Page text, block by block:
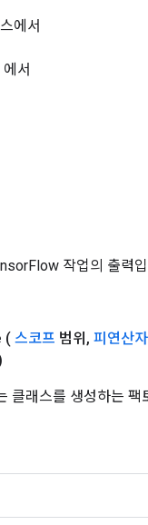
에서
에서
작업의 출력
( 스코프 범위 , 피연산자
클래스를 생성하는 팩